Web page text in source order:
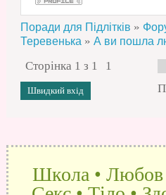
Поради для Підлітків »
Теревенька » А ви пошла
Сторінка 1 з 1
1
Школа • Любов